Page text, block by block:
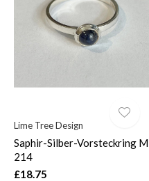
Lime Tree Design
Saphir-Silber-Vorsteckring M
214
£18.75